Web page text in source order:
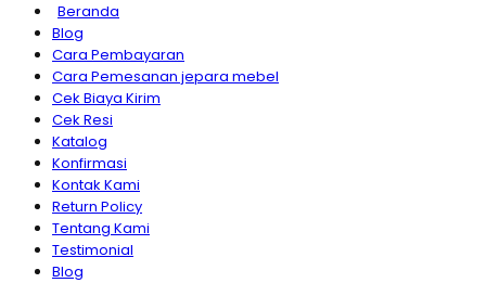
Beranda
Blog
Cara Pembayaran
Cara Pemesanan jepara mebel
Cek Biaya Kirim
Cek Resi
Katalog
Konfirmasi
Kontak Kami
Return Policy
Tentang Kami
Testimonial
Blog